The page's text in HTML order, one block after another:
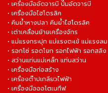
• เครื่องมืออัดจารบี ปั๊มอัดจารบี
• เครื่องมือไฮโดรลิค
• คีมย้ำหางปลา คีมย้ำไฮโดรลิค
• เต่าเคลื่อนย้ายเครื่องจักร
• แม่แรงกระปุก แม่แรงตะเข้ แม่แรงลม
• รอกโซ่ รอดโยก รอกไฟฟ้า รอกสลิง
• สว่านแท่นแม่เหล็ก แท่นสว่าน
• เครื่องมือก่อสร้าง
• เครื่องต๊าปเกลียวไฟฟ้า
• เครื่องมือออโตเมทีฟ